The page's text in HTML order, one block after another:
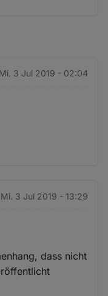
Mi. 3 Jul 2019 - 02:04
Mi. 3 Jul 2019 - 13:29
dass nicht